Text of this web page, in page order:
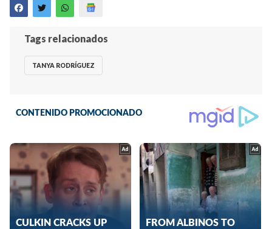
Tags relacionados
TANYA RODRÍGUEZ